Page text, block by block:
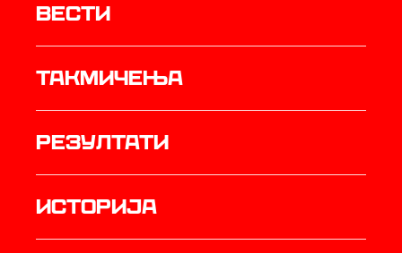
Вести
Такмичења
резултати
историја